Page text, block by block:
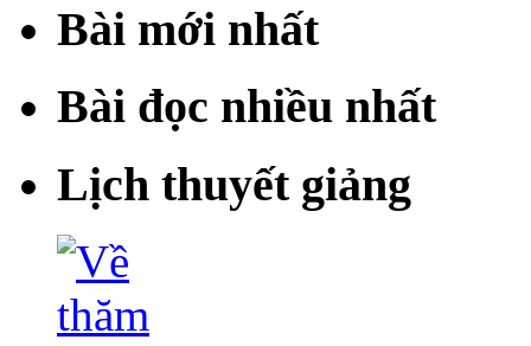
Bài mới nhất
Bài đọc nhiều nhất
Lịch thuyết giảng